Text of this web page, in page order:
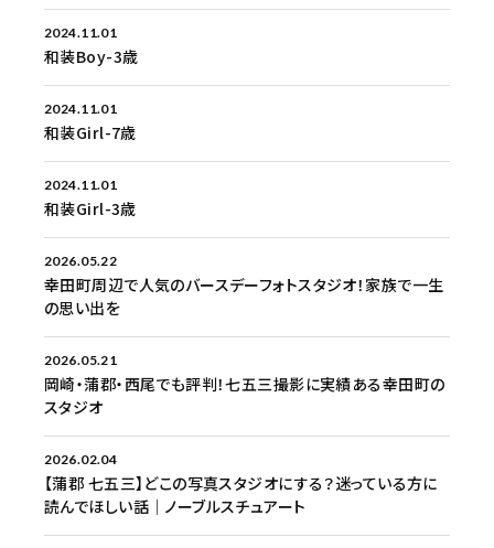
2024.11.01
和装Boy-3歳
2024.11.01
和装Girl-7歳
2024.11.01
和装Girl-3歳
2026.05.22
幸田町周辺で人気のバースデーフォトスタジオ！家族で一生
の思い出を
2026.05.21
岡崎・蒲郡・西尾でも評判！七五三撮影に実績ある幸田町の
スタジオ
2026.02.04
【蒲郡 七五三】どこの写真スタジオにする？迷っている方に
読んでほしい話│ノーブルスチュアート